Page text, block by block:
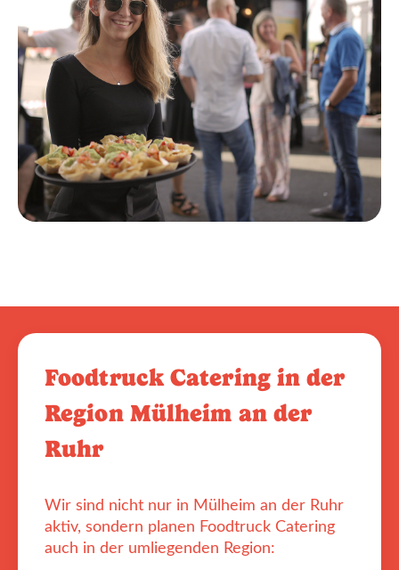
Foodtruck Catering in der
Region Mülheim an der
Ruhr
Wir sind nicht nur in Mülheim an der Ruhr
aktiv, sondern planen Foodtruck Catering
auch in der umliegenden Region: